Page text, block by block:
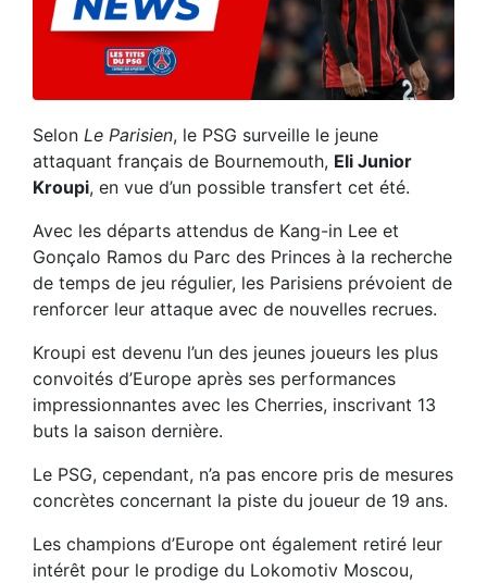
Selon Le Parisien, le PSG surveille le jeune
attaquant français de Bournemouth, Eli Junior
Kroupi, en vue d’un possible transfert cet été.
Avec les départs attendus de Kang-in Lee et
Gonçalo Ramos du Parc des Princes à la recherche
de temps de jeu régulier, les Parisiens prévoient de
renforcer leur attaque avec de nouvelles recrues.
Kroupi est devenu l’un des jeunes joueurs les plus
convoités d’Europe après ses performances
impressionnantes avec les Cherries, inscrivant 13
buts la saison dernière.
Le PSG, cependant, n’a pas encore pris de mesures
concrètes concernant la piste du joueur de 19 ans.
Les champions d’Europe ont également retiré leur
intérêt pour le prodige du Lokomotiv Moscou,